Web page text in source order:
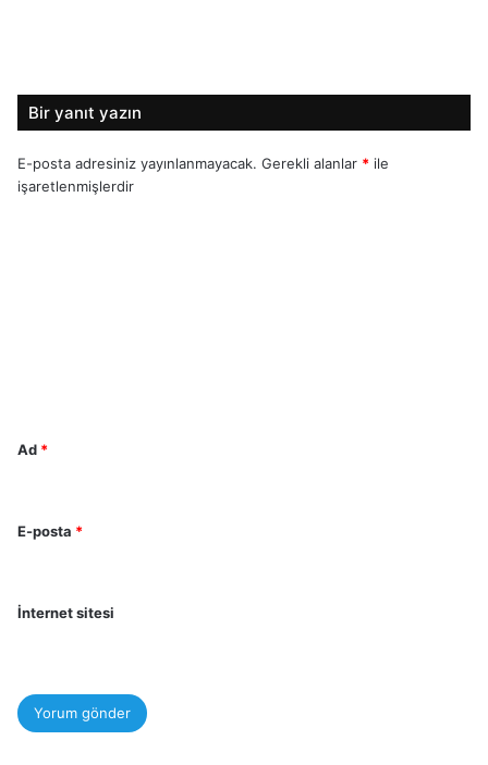
Bir yanıt yazın
E-posta adresiniz yayınlanmayacak. Gerekli alanlar * ile
işaretlenmişlerdir
Ad *
E-posta *
İnternet sitesi